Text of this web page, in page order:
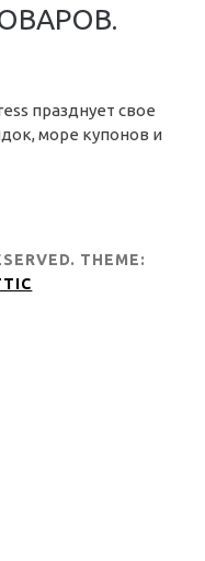
празднует свое
море купонов и
THEME: